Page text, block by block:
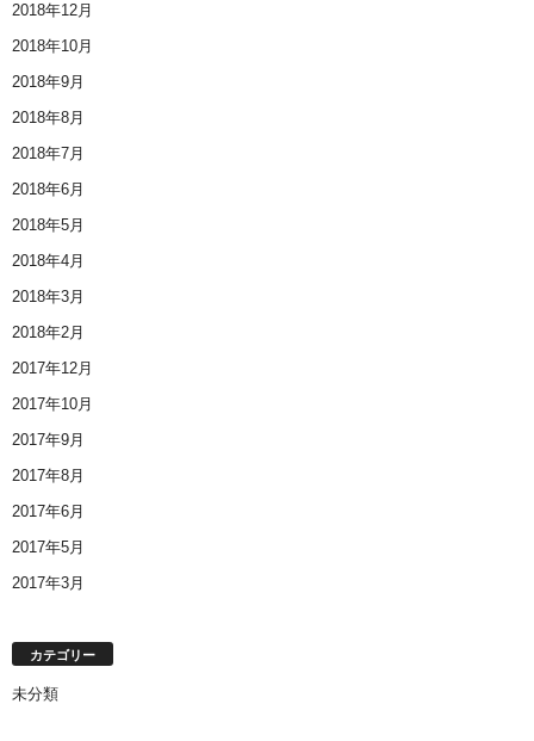
2018年12月
2018年10月
2018年9月
2018年8月
2018年7月
2018年6月
2018年5月
2018年4月
2018年3月
2018年2月
2017年12月
2017年10月
2017年9月
2017年8月
2017年6月
2017年5月
2017年3月
カテゴリー
未分類